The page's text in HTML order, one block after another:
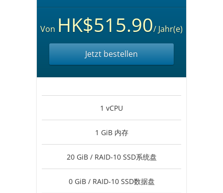
Von HK$515.90/ Jahr(e)
Jetzt bestellen
1 vCPU
1 GiB 内存
20 GiB / RAID-10 SSD系统盘
0 GiB / RAID-10 SSD数据盘